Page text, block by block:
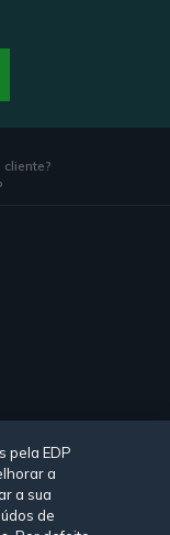
pela EDP
a
a sua
de